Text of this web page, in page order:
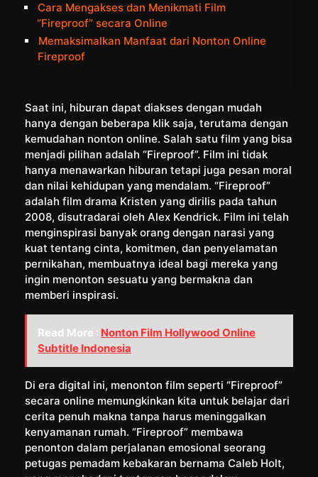
Cara Mengakses dan Menikmati Film
“Fireproof” secara Online
Memaksimalkan Manfaat dari Nonton Online
Fireproof
Saat ini, hiburan dapat diakses dengan mudah
hanya dengan beberapa klik saja, terutama dengan
kemudahan nonton online. Salah satu film yang bisa
menjadi pilihan adalah “Fireproof”. Film ini tidak
hanya menawarkan hiburan tetapi juga pesan moral
dan nilai kehidupan yang mendalam. “Fireproof”
adalah film drama Kristen yang dirilis pada tahun
2008, disutradarai oleh Alex Kendrick. Film ini telah
menginspirasi banyak orang dengan narasi yang
kuat tentang cinta, komitmen, dan penyelamatan
pernikahan, membuatnya ideal bagi mereka yang
ingin menonton sesuatu yang bermakna dan
memberi inspirasi.
Read More : Nonton Film Hollywood Online
Subtitle Indonesia
Di era digital ini, menonton film seperti “Fireproof”
secara online memungkinkan kita untuk belajar dari
cerita penuh makna tanpa harus meninggalkan
kenyamanan rumah. “Fireproof” membawa
penonton dalam perjalanan emosional seorang
petugas pemadam kebakaran bernama Caleb Holt,